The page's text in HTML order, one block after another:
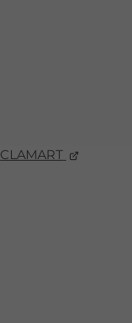
CLAMART